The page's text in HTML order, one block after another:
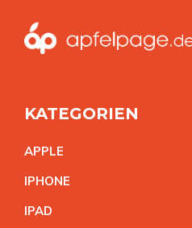
KATEGORIEN
APPLE
IPHONE
IPAD